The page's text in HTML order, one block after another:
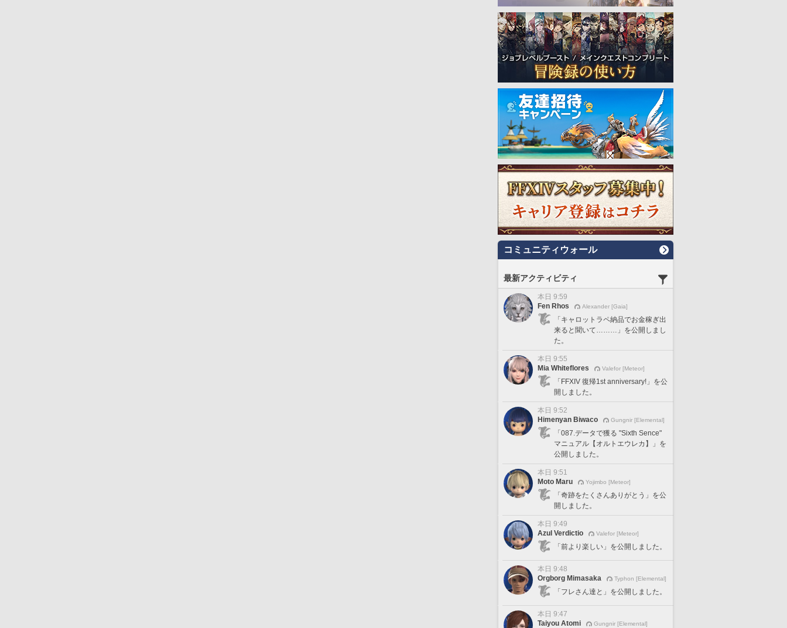
コミュニティウォール
最新アクティビティ
本日 9:59
Fen Rhos
Alexander [Gaia]
「キャロットラペ納品でお金稼ぎ出
来ると聞いて………」を公開しまし
た。
本日 9:55
Mia Whiteflores
Valefor [Meteor]
「FFXIV 復帰1st anniversary!」を公
開しました。
本日 9:52
Himenyan Biwaco
Gungnir [Elemental]
「087.データで獲る "Sixth Sence"
マニュアル【オルトエウレカ】」を
公開しました。
本日 9:51
Moto Maru
Yojimbo [Meteor]
「奇跡をたくさんありがとう」を公
開しました。
本日 9:49
Azul Verdictio
Valefor [Meteor]
「前より楽しい」を公開しました。
本日 9:48
Orgborg Mimasaka
Typhon [Elemental]
「フレさん達と」を公開しました。
本日 9:47
Taiyou Atomi
Gungnir [Elemental]